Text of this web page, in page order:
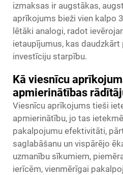
izmaksas ir augstākas,
aprīkojums bieži vien kalpo
lētāki analogi, radot
ietaupījumus, kas
investīciju starpību.
Kā viesnīcu
apmierinātības
Viesnīcu aprīkojums tieši
apmierinātību, jo tas
pakalpojumu efektivitāti,
saglabāšanu un vispārējo
uzmanību sīkumiem,
ierīcēm, vienmērīgai